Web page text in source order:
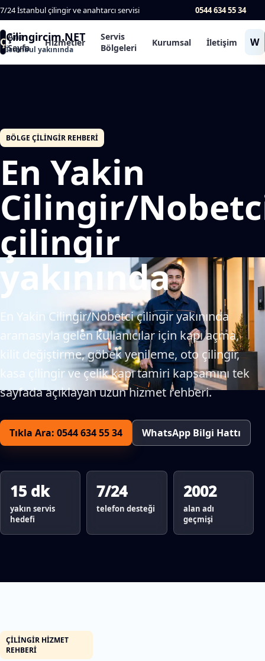
7/24 İstanbul çilingir ve anahtarcı servisi 0544 634 55 34
ÇÇilingircim.NET
İstanbul yakınında
Ana
Sayfa
Hizmetler
Servis
Bölgeleri
Kurumsal İletişim W
BÖLGE ÇILINGIR REHBERI
En Yakin
Cilingir/
çilingir
yakınında
En Yakin Cilingir/Nobetci çilingir yakınında
aramasıyla gelen kullanıcılar için kapı açma,
kilit değiştirme, göbek yenileme, oto çilingir,
kasa çilingir ve çelik kapı tamiri kapsamını tek
sayfada açıklayan uzun hizmet rehberi.
Tıkla Ara: 0544 634 55 34 WhatsApp Bilgi Hattı
15 dk
yakın servis
hedefi
7/24
telefon desteği
2002
alan adı
geçmişi
ÇILINGIR HIZMET
REHBERI